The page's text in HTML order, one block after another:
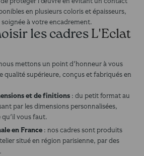
en plusieurs coloris et épaisseurs,
à votre encadrement.
les cadresL'Eclat
mettons un point d'honneur à vous
qualité supérieure, conçus et fabriqués en
et de finitions : du petit format au
par les dimensions personnalisées,
qu'il vous faut.
en France : nos cadres sont produits
situé en région parisienne, par des